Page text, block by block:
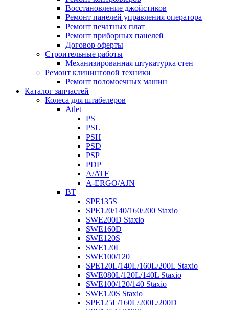
Восстановление джойстиков
Ремонт панелей управления оператора
Ремонт печатных плат
Ремонт приборных панелей
Договор оферты
Строительные работы
Механизированная штукатурка стен
Ремонт клининговой техники
Ремонт поломоечных машин
Каталог запчастей
Колеса для штабелеров
Atlet
PS
PSL
PSH
PSD
PSP
PDP
A/ATF
A-ERGO/AJN
BT
SPE135S
SPE120/140/160/200 Staxio
SWE200D Staxio
SWE160D
SWE120S
SWE120L
SWE100/120
SPE120L/140L/160L/200L Staxio
SWE080L/120L/140L Staxio
SWE100/120/140 Staxio
SWE120S Staxio
SPE125L/160L/200L/200D